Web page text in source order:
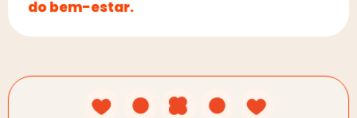
do bem-estar.